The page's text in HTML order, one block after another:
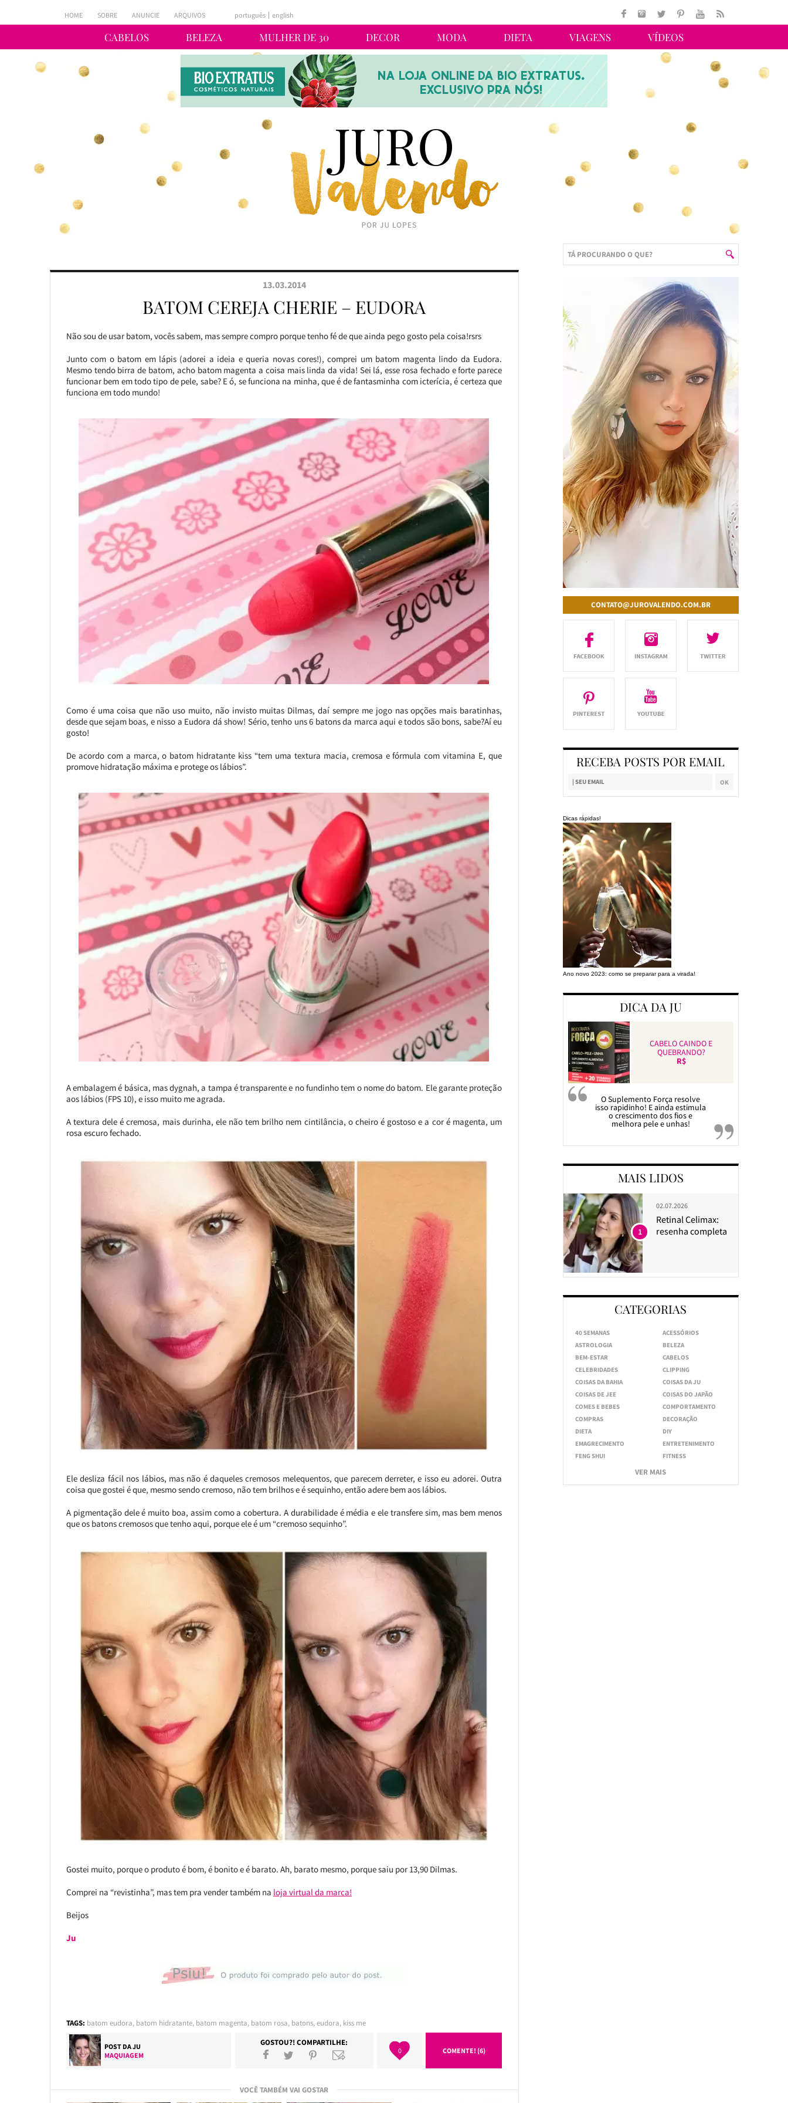
CABELOS BELEZA MULHER DE 30 DECOR MODA DIETA VIAGENS VÍDEOS
HOME SOBRE ANUNCIE ARQUIVOS português english
13.03.2014
BATOM CEREJA CHERIE – EUDORA
Não sou de usar batom, vocês sabem, mas sempre compro porque tenho fé de que ainda pego gosto pela coisa!rsrs
Junto com o batom em lápis (adorei a ideia e queria novas cores!), comprei um batom magenta lindo da Eudora.
Mesmo tendo birra de batom, acho batom magenta a coisa mais linda da vida! Sei lá, esse rosa fechado e forte parece
funcionar bem em todo tipo de pele, sabe? E ó, se funciona na minha, que é de fantasminha com icterícia, é certeza que
funciona em todo mundo!
Como é uma coisa que não uso muito, não invisto muitas Dilmas, daí sempre me jogo nas opções mais baratinhas,
desde que sejam boas, e nisso a Eudora dá show! Sério, tenho uns 6 batons da marca aqui e todos são bons, sabe?Aí eu
gosto!
De acordo com a marca, o batom hidratante kiss “tem uma textura macia, cremosa e fórmula com vitamina E, que
promove hidratação máxima e protege os lábios”.
A embalagem é básica, mas dygnah, a tampa é transparente e no fundinho tem o nome do batom. Ele garante proteção
aos lábios (FPS 10), e isso muito me agrada.
A textura dele é cremosa, mais durinha, ele não tem brilho nem cintilância, o cheiro é gostoso e a cor é magenta, um
rosa escuro fechado.
Ele desliza fácil nos lábios, mas não é daqueles cremosos melequentos, que parecem derreter, e isso eu adorei. Outra
coisa que gostei é que, mesmo sendo cremoso, não tem brilhos e é sequinho, então adere bem aos lábios.
A pigmentação dele é muito boa, assim como a cobertura. A durabilidade é média e ele transfere sim, mas bem menos
que os batons cremosos que tenho aqui, porque ele é um “cremoso sequinho”.
Gostei muito, porque o produto é bom, é bonito e é barato. Ah, barato mesmo, porque saiu por 13,90 Dilmas.
Comprei na “revistinha”, mas tem pra vender também na loja virtual da marca!
Beijos
Ju
TAGS: batom eudora, batom hidratante, batom magenta, batom rosa, batons,eudora, kiss me
POST DAJU
MAQUIAGEM
GOSTOU?! COMPARTILHE:
0 COMENTE! (6)
VOCÊ TAMBÉM VAI GOSTAR
CONTATO@JUROVALENDO.COM.BR
RECEBA POSTS POR EMAIL
Dicas rápidas!
Ano novo 2023: como se preparar para a virada!
DICA DA JU
CABELO CAINDO E
QUEBRANDO?
R$
O Suplemento Força resolve
isso rapidinho! E ainda estimula
o crescimento dos fios e
melhora pele e unhas!
MAIS LIDOS
02.07.2026
Retinal Celimax:
resenha completa
1
CATEGORIAS
40 SEMANAS
ACESSÓRIOS
ASTROLOGIA
BELEZA
BEM-ESTAR
CABELOS
CELEBRIDADES
CLIPPING
COISAS DA BAHIA
COISAS DA JU
COISAS DE JEE
COISAS DO JAPÃO
COMES E BEBES
COMPORTAMENTO
COMPRAS
DECORAÇÃO
DIETA
DIY
EMAGRECIMENTO
ENTRETENIMENTO
FENG SHUI
FITNESS
VER MAIS